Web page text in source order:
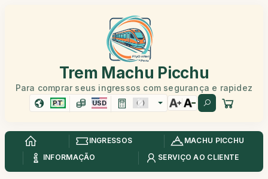
Trem Machu Picchu
Para comprar seus ingressos com segurança e rapidez
PT USD
INGRESSOS
MACHU PICCHU
INFORMAÇÃO
SERVIÇO AO CLIENTE